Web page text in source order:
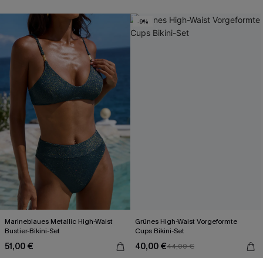
Marineblaues Metallic High-Waist
Bustier-Bikini-Set
51,00 €
Mit Gratis-Maßband
-9%
Grünes High-Waist Vorgeformte
Cups Bikini-Set
40,00 €44,00 €